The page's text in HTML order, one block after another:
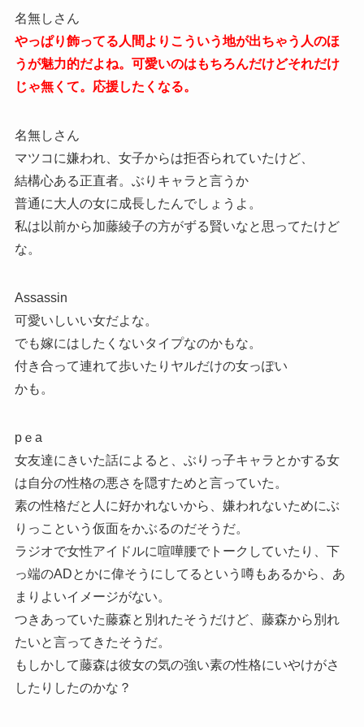
名無しさん
やっぱり飾ってる人間よりこういう地が出ちゃう人のほ
うが魅力的だよね。可愛いのはもちろんだけどそれだけ
じゃ無くて。応援したくなる。
名無しさん
マツコに嫌われ、女子からは拒否られていたけど、
結構心ある正直者。ぶりキャラと言うか
普通に大人の女に成長したんでしょうよ。
私は以前から加藤綾子の方がずる賢いなと思ってたけど
な。
Assassin
可愛いしいい女だよな。
でも嫁にはしたくないタイプなのかもな。
付き合って連れて歩いたりヤルだけの女っぽい
かも。
pｅa
女友達にきいた話によると、ぶりっ子キャラとかする女
は自分の性格の悪さを隠すためと言っていた。
素の性格だと人に好かれないから、嫌われないためにぶ
りっこという仮面をかぶるのだそうだ。
ラジオで女性アイドルに喧嘩腰でトークしていたり、下
っ端のADとかに偉そうにしてるという噂もあるから、あ
まりよいイメージがない。
つきあっていた藤森と別れたそうだけど、藤森から別れ
たいと言ってきたそうだ。
もしかして藤森は彼女の気の強い素の性格にいやけがさ
したりしたのかな？